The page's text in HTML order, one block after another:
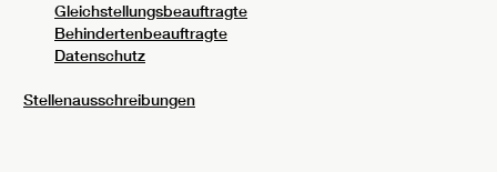
Gleichstellungsbeauftragte
Behindertenbeauftragte
Datenschutz
Stellenausschreibungen